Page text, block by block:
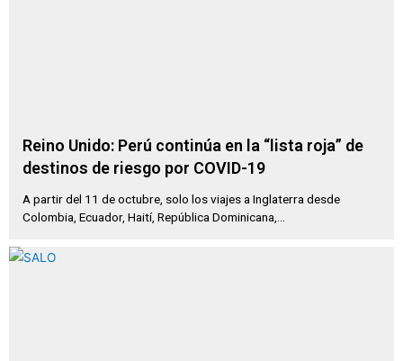
Reino Unido: Perú continúa en la “lista roja” de
destinos de riesgo por COVID-19
A partir del 11 de octubre, solo los viajes a Inglaterra desde
Colombia, Ecuador, Haití, República Dominicana,...